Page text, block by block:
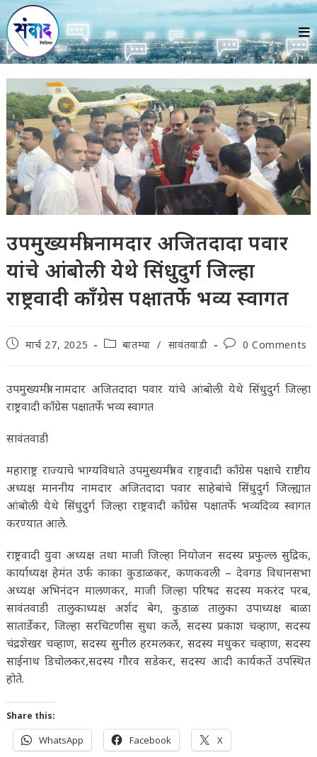
Skip
to
content
उपमुख्यमंत्री नामदार अजितदादा पवार
यांचे आंबोली येथे सिंधुदुर्ग जिल्हा
राष्ट्रवादी काँग्रेस पक्षातर्फे भव्य स्वागत
Postमार्च 27, 2025
Postबातम्या / सावंतवाडी
Post0 Comments
उपमुख्यमंत्री नामदार अजितदादा पवार यांचे आंबोली येथे सिंधुदुर्ग जिल्हा
राष्ट्रवादी काँग्रेस पक्षातर्फे भव्य स्वागत
सावंतवाडी
महाराष्ट्र राज्याचे भाग्यविधाते उपमुख्यमंत्री व राष्ट्रवादी काँग्रेस पक्षाचे राष्टीय
अध्यक्ष माननीय नामदार अजितदादा पवार साहेबांचे सिंधुदुर्ग जिल्ह्यात
आंबोली येथे सिंधुदुर्ग जिल्हा राष्ट्रवादी काँग्रेस पक्षातर्फे भव्यदिव्य स्वागत
करण्यात आले.
राष्ट्रवादी युवा अध्यक्ष तथा माजी जिल्हा नियोजन सदस्य प्रफुल्ल सुद्रिक,
कार्याध्यक्ष हेमंत उर्फ काका कुडाळकर, कणकवली – देवगड विधानसभा
अध्यक्ष अभिनंदन मालणकर, माजी जिल्हा परिषद सदस्य मकरंद परब,
सावंतवाडी तालुकाध्यक्ष अर्शद बेग, कुडाळ तालुका उपाध्यक्ष बाळा
सातार्डेकर, जिल्हा सरचिटणीस सुधा कर्ले, सदस्य प्रकाश चव्हाण, सदस्य
चंद्रशेखर चव्हाण, सदस्य सुनील हरमलकर, सदस्य मधुकर चव्हाण, सदस्य
साईनाथ डिचोलकर,सदस्य गौरव सडेकर, सदस्य आदी कार्यकर्ते उपस्थित
होते.
Share this:
WhatsApp Facebook X